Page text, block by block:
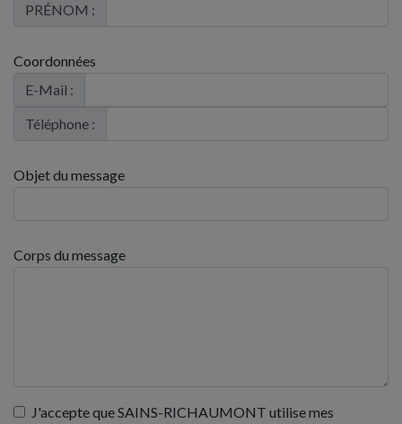
PRÉNOM :
Coordonnées
E-Mail :
Téléphone :
Objet du message
Corps du message
J'accepte que SAINS-RICHAUMONT utilise mes